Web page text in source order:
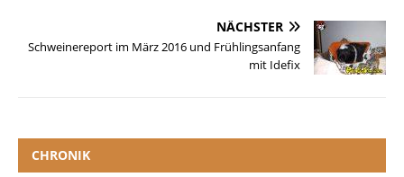
NÄCHSTER
Schweinereport im März 2016 und Frühlingsanfang
mit Idefix
CHRONIK